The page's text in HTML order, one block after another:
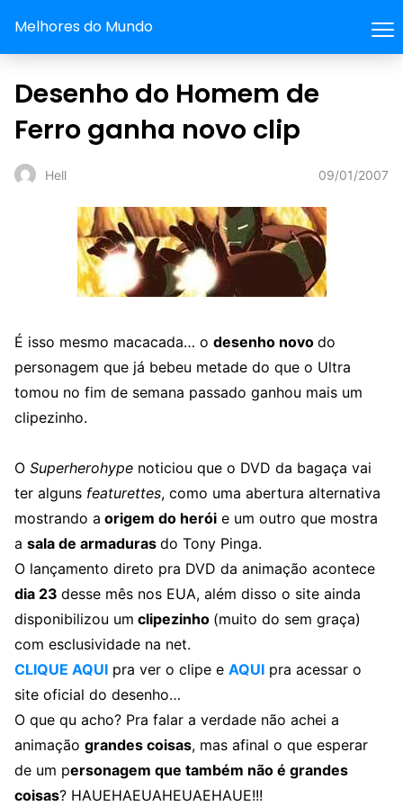
Melhores do Mundo
Desenho do Homem de
Ferro ganha novo clip
Hell 09/01/2007
É isso mesmo macacada… o desenho novo do
personagem que já bebeu metade do que o Ultra
tomou no fim de semana passado ganhou mais um
clipezinho.
O Superherohype noticiou que o DVD da bagaça vai
ter alguns featurettes, como uma abertura alternativa
mostrando a origem do herói e um outro que mostra
a sala de armaduras do Tony Pinga.
O lançamento direto pra DVD da animação acontece
dia 23 desse mês nos EUA, além disso o site ainda
disponibilizou um clipezinho (muito do sem graça)
com esclusividade na net.
CLIQUE AQUI pra ver o clipe e AQUI pra acessar o
site oficial do desenho…
O que qu acho? Pra falar a verdade não achei a
animação grandes coisas, mas afinal o que esperar
de um personagem que também não é grandes
coisas? HAUEHAEUAHEUAEHAUE!!!